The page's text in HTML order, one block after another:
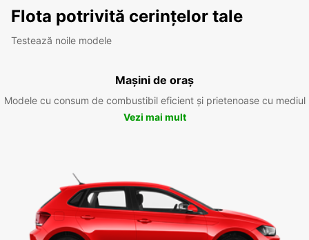
Flota potrivită cerințelor tale
Testează noile modele
Mașini de oraș
Modele cu consum de combustibil eficient și prietenoase cu mediul
Vezi mai mult